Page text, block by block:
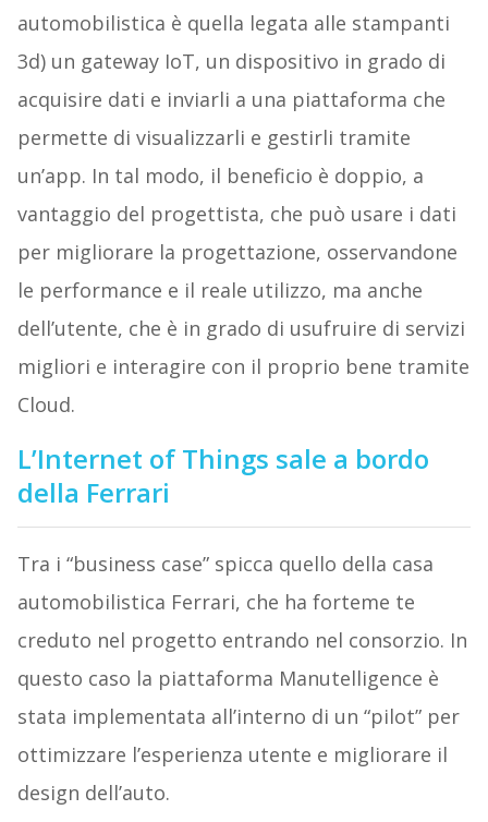
automobilistica è quella legata alle stampanti
3d) un gateway IoT, un dispositivo in grado di
acquisire dati e inviarli a una piattaforma che
permette di visualizzarli e gestirli tramite
un’app. In tal modo, il beneficio è doppio, a
vantaggio del progettista, che può usare i dati
per migliorare la progettazione, osservandone
le performance e il reale utilizzo, ma anche
dell’utente, che è in grado di usufruire di servizi
migliori e interagire con il proprio bene tramite
Cloud.
L’Internet of Things sale a bordo
della Ferrari
Tra i “business case” spicca quello della casa
automobilistica Ferrari, che ha forteme te
creduto nel progetto entrando nel consorzio. In
questo caso la piattaforma Manutelligence è
stata implementata all’interno di un “pilot” per
ottimizzare l’esperienza utente e migliorare il
design dell’auto.